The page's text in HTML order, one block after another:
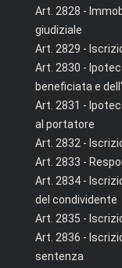
Art. 2828 -
giudiziale
Art. 2829 -
Art. 2830 -
beneficiata e
Art. 2831 -
al portatore
Art. 2832 -
Art. 2833 -
Art. 2834 -
del condividente
Art. 2835 -
Art. 2836 -
sentenza